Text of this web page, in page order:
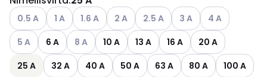
Katso käytettävissä olevat vaihtoehdot
0.5 A Katso käytettävissä olevat vaihtoehdot
1 A Katso käytettävissä olevat vaihtoehdot
1.6 A Katso käytettävissä olevat
2 A Katso käytettävissä olevat
2.5 A Katso käytettävissä
3 A Katso
4 A
Katso käytettävissä olevat vaihtoehdot
5 A 6 A Katso käytettävissä olevat vaihtoehdot
8 A 10 A 13 A 16 A
20 A
25 A
32 A 40 A 50 A 63 A 80 A
100 A